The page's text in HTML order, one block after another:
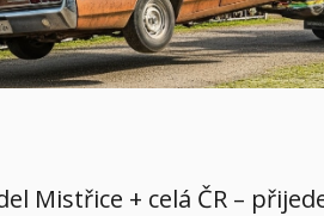
Mistřice + celá ČR –